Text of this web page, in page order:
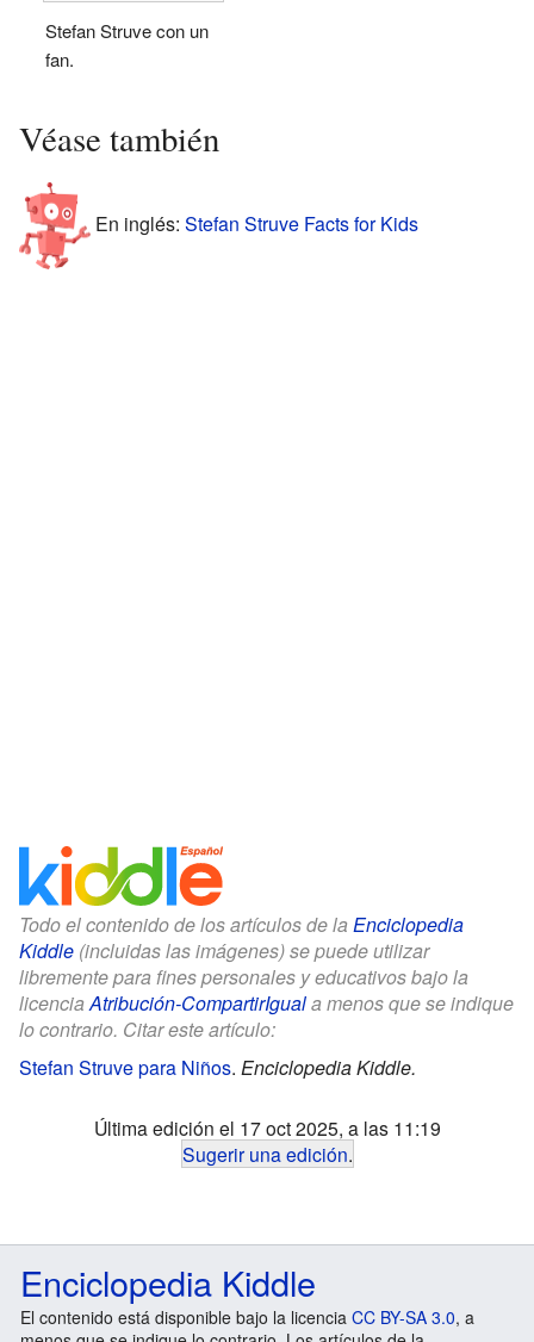
Stefan Struve con un
fan.
Véase también
En inglés: Stefan Struve Facts for Kids
Todo el contenido de los artículos de la Enciclopedia
Kiddle (incluidas las imágenes) se puede utilizar
libremente para fines personales y educativos bajo la
licenciaAtribución-CompartirIguala menos que se indique
lo contrario. Citar este artículo:
Stefan Struve para Niños. Enciclopedia Kiddle.
Última edición el 17 oct 2025, a las 11:19
Sugerir una edición.
Enciclopedia Kiddle
El contenido está disponible bajo la licencia CC BY-SA 3.0, a